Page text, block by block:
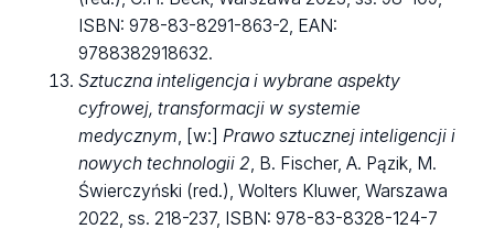
ISBN: 978-83-8291-863-2, EAN:
9788382918632.
Sztuczna inteligencja i wybrane aspekty
cyfrowej, transformacji w systemie
medycznym, [w:]Prawo sztucznej inteligencji i
nowych technologii 2, B. Fischer, A. Pązik, M.
Świerczyński (red.), Wolters Kluwer, Warszawa
2022, ss. 218-237, ISBN: 978-83-8328-124-7